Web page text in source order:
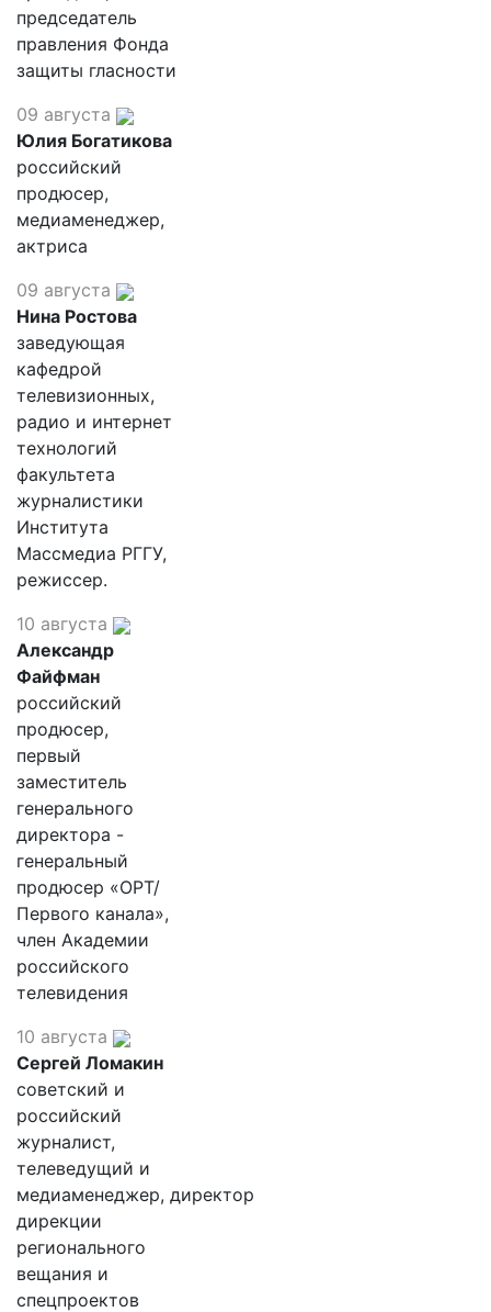
председатель
правления Фонда
защиты гласности
09 августа
Юлия Богатикова
российский
продюсер,
медиаменеджер,
актриса
09 августа
Нина Ростова
заведующая
кафедрой
телевизионных,
радио и интернет
технологий
факультета
журналистики
Института
Массмедиа РГГУ,
режиссер.
10 августа
Александр
Файфман
российский
продюсер,
первый
заместитель
генерального
директора -
генеральный
продюсер «ОРТ/
Первого канала»,
член Академии
российского
телевидения
10 августа
Сергей Ломакин
советский и
российский
журналист,
телеведущий и
медиаменеджер, директор
дирекции
регионального
вещания и
спецпроектов